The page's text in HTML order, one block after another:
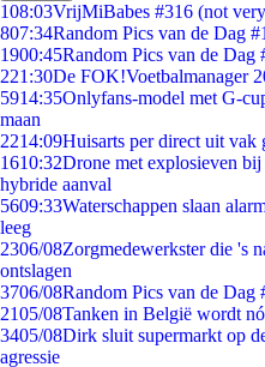
108:03VrijMiBabes #316 (not
807:34Random Pics van de Dag
1900:45Random Pics van de Dag
221:30De FOK!Voetbalmanager
5914:35Onlyfans-model met G-
maan
2214:09Huisarts per direct uit vak
1610:32Drone met explosieven
hybride aanval
5609:33Waterschappen slaan
leeg
2306/08Zorgmedewerkster die 's
ontslagen
3706/08Random Pics van de Dag
2105/08Tanken in België wordt
3405/08Dirk sluit supermarkt op
agressie